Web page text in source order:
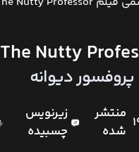
The Nutty
پروفسور دیوانه
منتشر
شده
زیرنویس
چسبیده